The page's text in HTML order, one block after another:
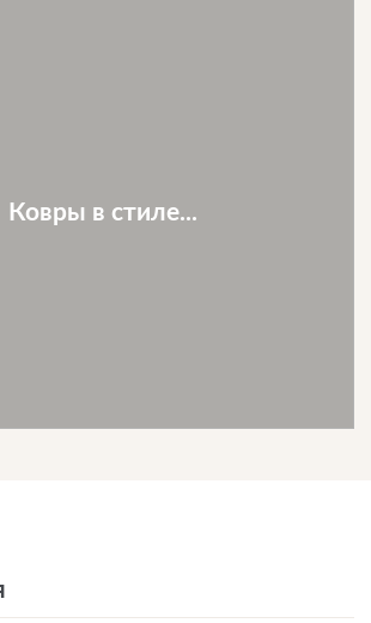
Ковры в стиле...